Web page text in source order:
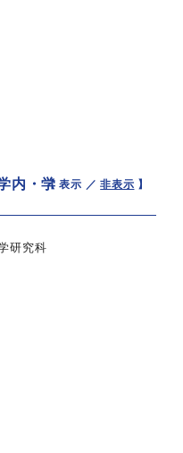
内・学【 表示 ／非表示 】
研究科